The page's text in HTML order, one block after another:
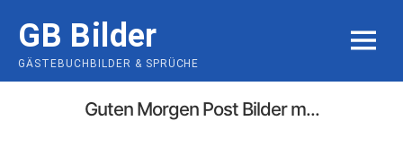
content
GB Bilder
GÄSTEBUCHBILDER & SPRÜCHE
MENU
Guten Morgen Post Bilder m...